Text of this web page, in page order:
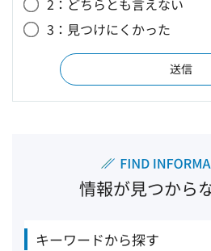
3：見つけにくかった
情報が見つから
キーワードから探す